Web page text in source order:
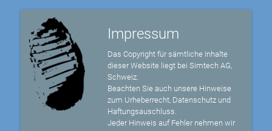
Impressum
Das Copyright für sämtliche Inhalte
dieser Website liegt bei Simtech AG,
Schweiz.
Beachten Sie auch unsere Hinweise
zum Urheberrecht, Datenschutz und
Haftungsauschluss.
Jeder Hinweis auf Fehler nehmen wir